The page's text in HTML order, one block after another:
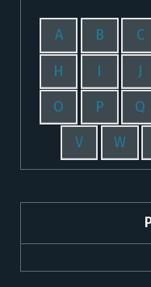
A B C
H I J
O P Q
V W